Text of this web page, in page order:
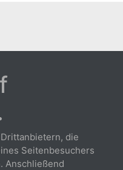
die
Seitenbesuchers
Anschließend